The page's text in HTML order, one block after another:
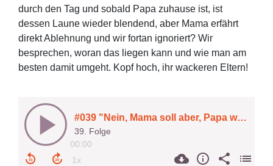
durch den Tag und sobald Papa zuhause ist, ist
dessen Laune wieder blendend, aber Mama erfährt
direkt Ablehnung und wir fortan ignoriert? Wir
besprechen, woran das liegen kann und wie man am
besten damit umgeht. Kopf hoch, ihr wackeren Eltern!